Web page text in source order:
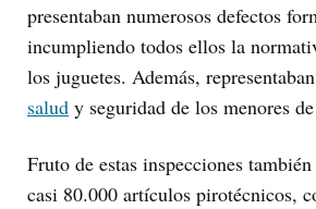
presentaban numerosos defectos
incumpliendo todos ellos la
los juguetes. Además,
salud y seguridad de los menores
Fruto de estas inspecciones
casi 80.000 artículos pirotécnicos,